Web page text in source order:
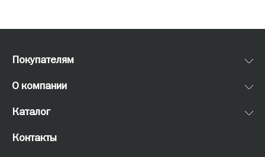
Покупателям
О компании
Каталог
Контакты